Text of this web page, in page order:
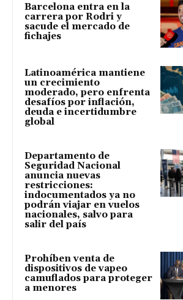
Barcelona entra en la
carrera por Rodri y
sacude el mercado de
fichajes
Latinoamérica mantiene
un crecimiento
moderado, pero enfrenta
desafíos por inflación,
deuda e incertidumbre
global
Departamento de
Seguridad Nacional
anuncia nuevas
restricciones:
indocumentados ya no
podrán viajar en vuelos
nacionales, salvo para
salir del país
Prohíben venta de
dispositivos de vapeo
camuflados para proteger
a menores